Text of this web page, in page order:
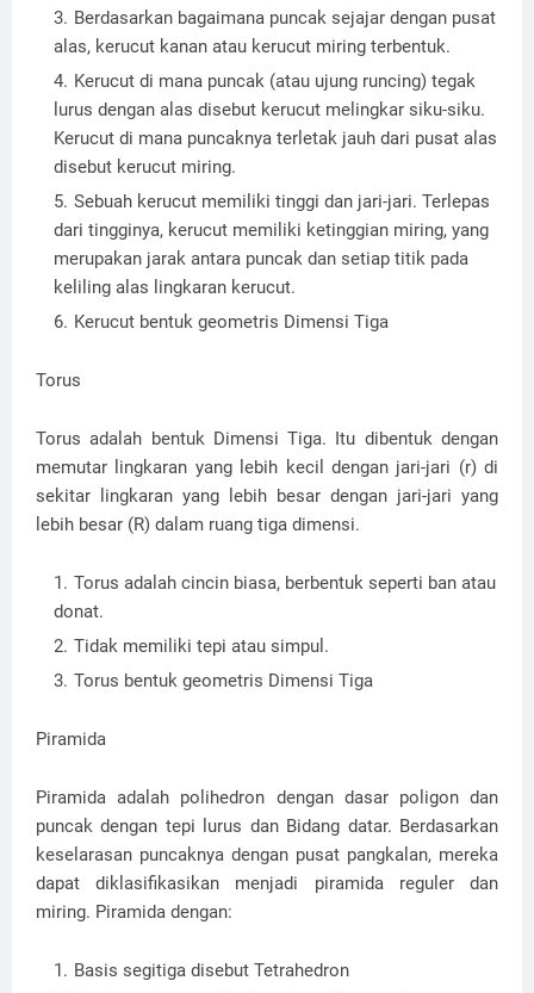
Berdasarkan bagaimana puncak sejajar dengan pusat
alas, kerucut kanan atau kerucut miring terbentuk.
Kerucut di mana puncak (atau ujung runcing) tegak
lurus dengan alas disebut kerucut melingkar siku-siku.
Kerucut di mana puncaknya terletak jauh dari pusat alas
disebut kerucut miring.
Sebuah kerucut memiliki tinggi dan jari-jari. Terlepas
dari tingginya, kerucut memiliki ketinggian miring, yang
merupakan jarak antara puncak dan setiap titik pada
keliling alas lingkaran kerucut.
Kerucut bentuk geometris Dimensi Tiga
Torus
Torus adalah bentuk Dimensi Tiga. Itu dibentuk dengan
memutar lingkaran yang lebih kecil dengan jari-jari (r) di
sekitar lingkaran yang lebih besar dengan jari-jari yang
lebih besar (R) dalam ruang tiga dimensi.
Torus adalah cincin biasa, berbentuk seperti ban atau
donat.
Tidak memiliki tepi atau simpul.
Torus bentuk geometris Dimensi Tiga
Piramida
Piramida adalah polihedron dengan dasar poligon dan
puncak dengan tepi lurus dan Bidang datar. Berdasarkan
keselarasan puncaknya dengan pusat pangkalan, mereka
dapat diklasifikasikan menjadi piramida reguler dan
miring. Piramida dengan:
Basis segitiga disebut Tetrahedron